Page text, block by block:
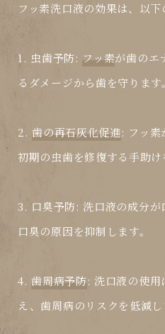
フッ素洗口液の効果は、以下
1. 虫歯予防: フッ素が歯のエ
るダメージから歯を守ります。
2.歯の再石灰化促進: フッ素
初期の虫歯を修復する手助け
3. 口臭予防: 洗口液の成分が
口臭の原因を抑制します。
4.歯周病予防: 洗口液の使
え、歯周病のリスクを低減し